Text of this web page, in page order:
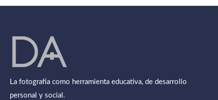
La fotografía como herramienta educativa, de desarrollo
personal y social.